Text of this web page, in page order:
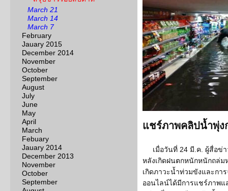
March 21
March 14
March 7
February
Jauary 2015
December 2014
November
October
September
August
July
June
May
April
March
Febuary
Jauary 2014
December 2013
November
October
September
แชร์ภาพคลิปน้ำพุ่ง
เมื่อวันที่ 24 มี.ค. ผู้สื่อข่
หลังเกิดฝนตกหนักหนักถล่ม
เกิดภาวะน้ำท่วมขังและกา
ออนไลน์ได้มีการแชร์ภาพแ